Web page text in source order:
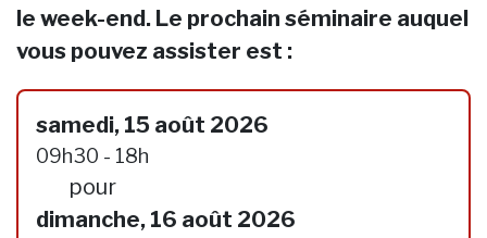
le week-end. Le prochain séminaire auquel
vous pouvez assister est :
samedi, 15 août 2026
09h30 - 18h
pour
dimanche, 16 août 2026